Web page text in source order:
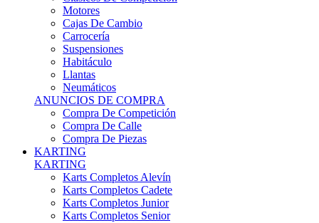
Motores
Cajas De Cambio
Carrocería
Suspensiones
Habitáculo
Llantas
Neumáticos
ANUNCIOS DE COMPRA
Compra De Competición
Compra De Calle
Compra De Piezas
KARTING
KARTING
Karts Completos Alevín
Karts Completos Cadete
Karts Completos Junior
Karts Completos Senior